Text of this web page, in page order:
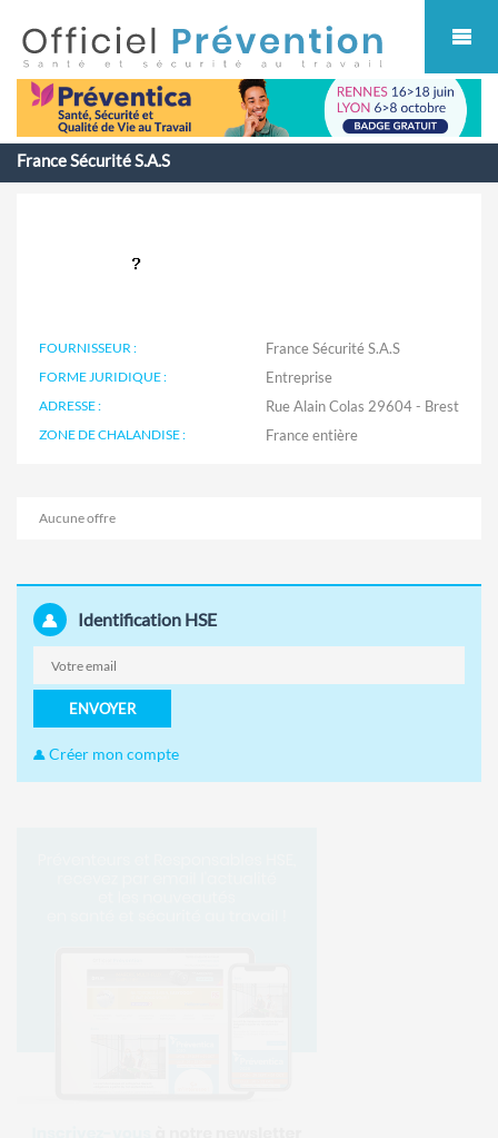
France Sécurité S.A.S
FOURNISSEUR : France Sécurité S.A.S
FORME JURIDIQUE : Entreprise
ADRESSE : Rue Alain Colas 29604 - Brest
ZONE DE CHALANDISE :
Aucune offre
Identification HSE
ENVOYER
Créer mon compte